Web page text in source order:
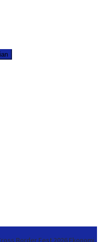
Border Fest 2026 Ekonomi